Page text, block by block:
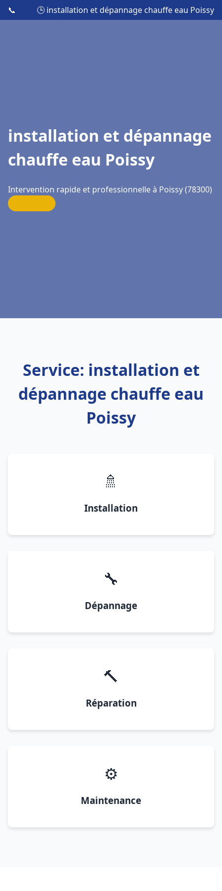
📞 🕒 installation et dépannage chauffe eau Poissy
installation et dépannage
chauffe eau Poissy
Intervention rapide et professionnelle à Poissy (78300)
Service: installation et
dépannage chauffe eau
Poissy
🚿
Installation
🔧
Dépannage
🔨
Réparation
⚙️
Maintenance